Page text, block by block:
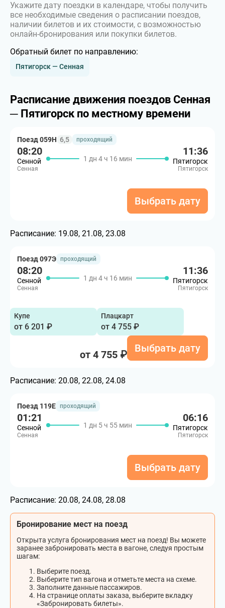
Укажите дату поездки в календаре, чтобы получить
все необходимые сведения о расписании поездов,
наличии билетов и их стоимости, с возможностью
онлайн-бронирования или покупки билетов.
Обратный билет по направлению:
Пятигорск — Сенная
Расписание движения поездов Сенная
─ Пятигорск по местному времени
Поезд 059Н 6,5 проходящий
08:20
Сенной
Сенная
1 дн 4 ч 16 мин
11:36
Пятигорск
Пятигорск
Выбрать дату
Расписание: 19.08, 21.08, 23.08
Поезд 097Э проходящий
08:20
Сенной
Сенная
1 дн 4 ч 16 мин
11:36
Пятигорск
Пятигорск
Купе
от 6 201 ₽
Плацкарт
от 4 755 ₽
от 4 755 ₽
Выбрать дату
Расписание: 20.08, 22.08, 24.08
Поезд 119Е проходящий
01:21
Сенной
Сенная
1 дн 5 ч 55 мин
06:16
Пятигорск
Пятигорск
Выбрать дату
Расписание: 20.08, 24.08, 28.08
Бронирование мест на поезд
Открыта услуга бронирования мест на поезд! Вы можете
заранее забронировать места в вагоне, следуя простым
шагам:
Выберите поезд.
Выберите тип вагона и отметьте места на схеме.
Заполните данные пассажиров.
На странице оплаты заказа, выберите вкладку
«Забронировать билеты».